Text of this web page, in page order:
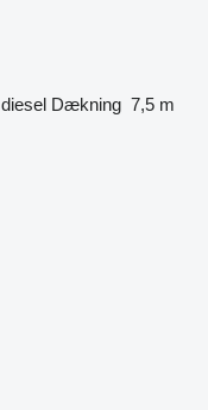
diesel Dækning 7,5 m